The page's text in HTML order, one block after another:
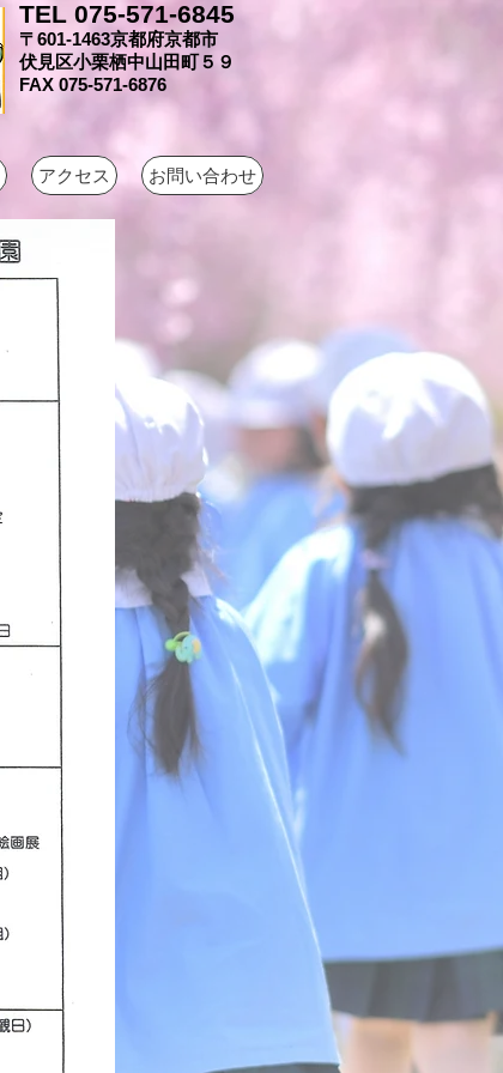
TEL 075-571-6845
〒601-1463京都府京都市
伏見区小栗栖中山田町５９
FAX 075-571-6876
アクセス お問い合わせ